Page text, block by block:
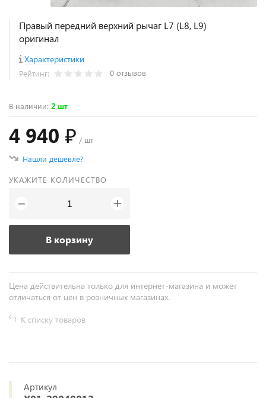
Правый передний верхний рычаг L7 (L8, L9)
оригинал
Характеристики
Рейтинг: 0 отзывов
В наличии: 2 шт
4 940 ₽ / шт
Нашли дешевле?
УКАЖИТЕ КОЛИЧЕСТВО
− +
В корзину
Цена действительна только для интернет-магазина и может
отличаться от цен в розничных магазинах.
К списку товаров
Артикул